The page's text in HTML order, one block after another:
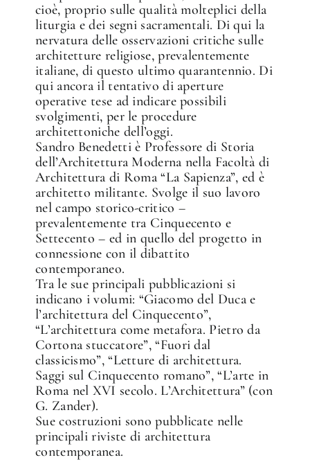
cioè, proprio sulle qualità molteplici della
liturgia e dei segni sacramentali. Di qui la
nervatura delle osservazioni critiche sulle
architetture religiose, prevalentemente
italiane, di questo ultimo quarantennio. Di
qui ancora il tentativo di aperture
operative tese ad indicare possibili
svolgimenti, per le procedure
architettoniche dell’oggi.
Sandro Benedetti è Professore di Storia
dell’Architettura Moderna nella Facoltà di
Architettura di Roma “La Sapienza”, ed è
architetto militante. Svolge il suo lavoro
nel campo storico-critico –
prevalentemente tra Cinquecento e
Settecento – ed in quello del progetto in
connessione con il dibattito
contemporaneo.
Tra le sue principali pubblicazioni si
indicano i volumi: “Giacomo del Duca e
l’architettura del Cinquecento”,
“L’architettura come metafora. Pietro da
Cortona stuccatore”, “Fuori dal
classicismo”, “Letture di architettura.
Saggi sul Cinquecento romano”, “L’arte in
Roma nel XVI secolo. L’Architettura” (con
G. Zander).
Sue costruzioni sono pubblicate nelle
principali riviste di architettura
contemporanea.